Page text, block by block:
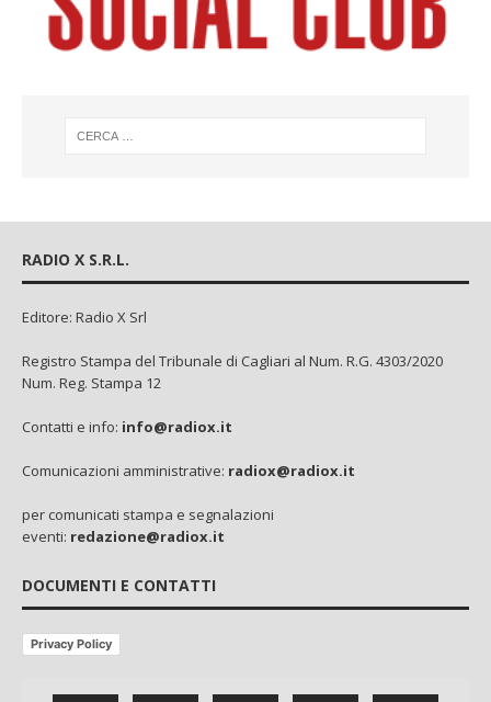
RADIO X S.R.L.
Editore: Radio X Srl
Registro Stampa del Tribunale di Cagliari al Num. R.G. 4303/2020
Num. Reg. Stampa 12
Contatti e info: info@radiox.it
Comunicazioni amministrative: radiox@radiox.it
per comunicati stampa e segnalazioni
eventi: redazione@radiox.it
DOCUMENTI E CONTATTI
Privacy Policy